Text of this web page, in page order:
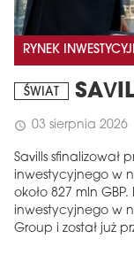
RYNEK
ŚWIAT
schedule 03 sierpnia 2026
Savills sfinalizował
inwestycyjnego w
około 827 mln
inwestycyjnego w
Group i został już